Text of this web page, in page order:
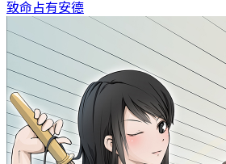
致命占有安德